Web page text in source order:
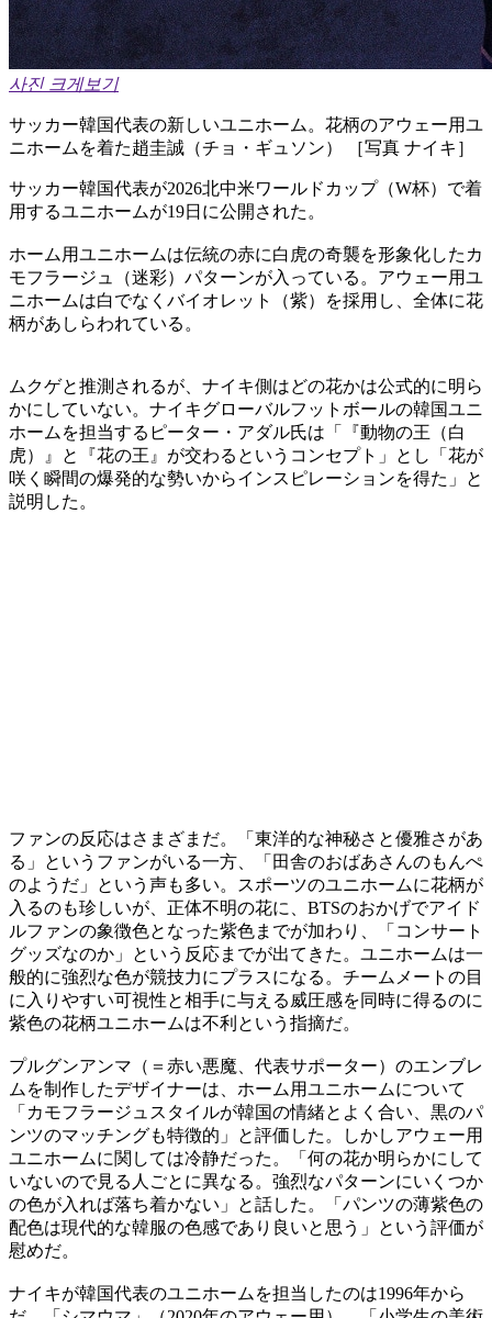
사진 크게보기
サッカー韓国代表の新しいユニホーム。花柄のアウェー用ユ
ニホームを着た趙圭誠（チョ・ギュソン） ［写真 ナイキ］
サッカー韓国代表が2026北中米ワールドカップ（W杯）で着
用するユニホームが19日に公開された。
ホーム用ユニホームは伝統の赤に白虎の奇襲を形象化したカ
モフラージュ（迷彩）パターンが入っている。アウェー用ユ
ニホームは白でなくバイオレット（紫）を採用し、全体に花
柄があしらわれている。
ムクゲと推測されるが、ナイキ側はどの花かは公式的に明ら
かにしていない。ナイキグローバルフットボールの韓国ユニ
ホームを担当するピーター・アダル氏は「『動物の王（白
虎）』と『花の王』が交わるというコンセプト」とし「花が
咲く瞬間の爆発的な勢いからインスピレーションを得た」と
説明した。
ファンの反応はさまざまだ。「東洋的な神秘さと優雅さがあ
る」というファンがいる一方、「田舎のおばあさんのもんぺ
のようだ」という声も多い。スポーツのユニホームに花柄が
入るのも珍しいが、正体不明の花に、BTSのおかげでアイド
ルファンの象徴色となった紫色までが加わり、「コンサート
グッズなのか」という反応までが出てきた。ユニホームは一
般的に強烈な色が競技力にプラスになる。チームメートの目
に入りやすい可視性と相手に与える威圧感を同時に得るのに
紫色の花柄ユニホームは不利という指摘だ。
プルグンアンマ（＝赤い悪魔、代表サポーター）のエンブレ
ムを制作したデザイナーは、ホーム用ユニホームについて
「カモフラージュスタイルが韓国の情緒とよく合い、黒のパ
ンツのマッチングも特徴的」と評価した。しかしアウェー用
ユニホームに関しては冷静だった。「何の花か明らかにして
いないので見る人ごとに異なる。強烈なパターンにいくつか
の色が入れば落ち着かない」と話した。「パンツの薄紫色の
配色は現代的な韓服の色感であり良いと思う」という評価が
慰めだ。
ナイキが韓国代表のユニホームを担当したのは1996年から